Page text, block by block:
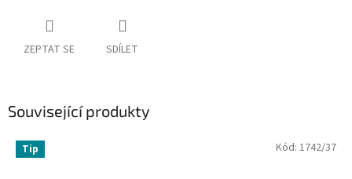
ZEPTAT SE SDÍLET
Související produkty
Tip Kód: 1742/37